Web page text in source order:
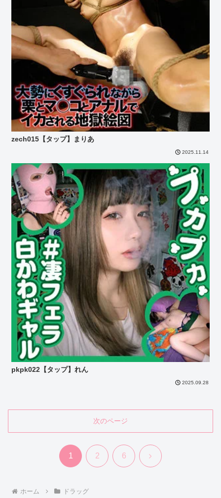
zech015【タップ】まりあ
2025.11.14
pkpk022【タップ】れん
2025.09.28
次のページ
1 2 6 次
ホーム ドラッグ